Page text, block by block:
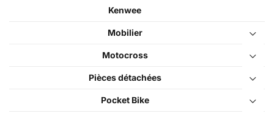
Kenwee
Mobilier
Motocross
Pièces détachées
Pocket Bike